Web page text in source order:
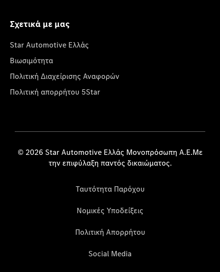
Σχετικά με μας
Star Automotive Ελλάς
Βιωσιμότητα
Πολιτική Διαχείρισης Αναφορών
Πολιτική απορρήτου 5Star
© 2026 Star Automotive Ελλάς Μονοπρόσωπη Α.Ε.Με
την επιφύλαξη παντός δικαιώματος.
Ταυτότητα Παρόχου
Νομικές Υποδείξεις
Πολιτική Απορρήτου
Social Media